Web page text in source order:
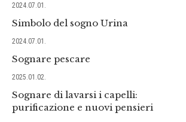
2024.07.01.
Simbolo del sogno Urina
2024.07.01.
Sognare pescare
2025.01.02.
Sognare di lavarsi i capelli:
purificazione e nuovi pensieri